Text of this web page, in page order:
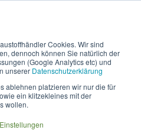
Cookies. Wir sind
dennoch können Sie natürlich der
(Google Analytics etc) und
unserer Datenschutzerklärung
ablehnen platzieren wir nur die für
ein klitzekleines mit der
wollen.
für
verzinkt C250,
70mm